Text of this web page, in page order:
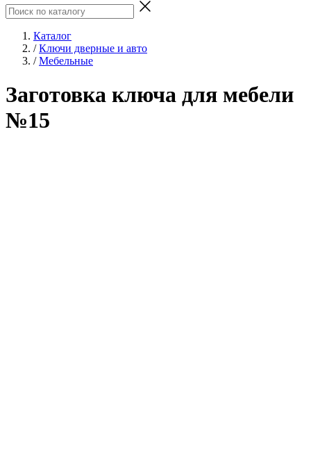
Каталог
/ Ключи дверные и авто
/ Мебельные
Заготовка ключа для мебели
№15